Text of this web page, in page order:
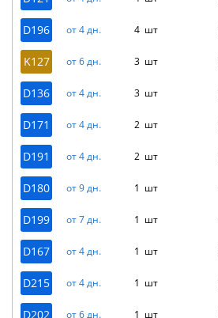
D196 от 4 дн. 4 шт
K127 от 6 дн. 3 шт
D136 от 4 дн. 3 шт
D171 от 4 дн. 2 шт
D191 от 4 дн. 2 шт
D180 от 9 дн. 1 шт
D199 от 7 дн. 1 шт
D167 от 4 дн. 1 шт
D215 от 4 дн. 1 шт
D202 от 6 дн. 1 шт